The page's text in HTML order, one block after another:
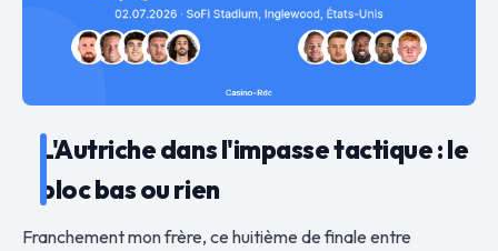
L'Autriche dans l'impasse tactique : le
bloc bas ou rien
Franchement mon frère, ce huitième de finale entre